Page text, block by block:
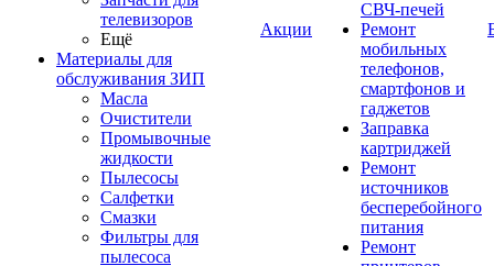
телевизоров
Ещё
Материалы для
обслуживания ЗИП
Масла
Очистители
Промывочные
жидкости
Пылесосы
Салфетки
Смазки
Фильтры для
пылесоса
Акции
СВЧ-печей
Ремонт
мобильных
телефонов,
смартфонов и
гаджетов
Заправка
картриджей
Ремонт
источников
бесперебойного
питания
Ремонт